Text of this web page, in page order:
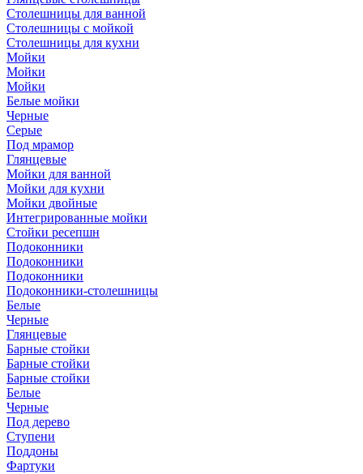
Столешницы для ванной
Столешницы с мойкой
Столешницы для кухни
Мойки
Мойки
Мойки
Белые мойки
Черные
Серые
Под мрамор
Глянцевые
Мойки для ванной
Мойки для кухни
Мойки двойные
Интегрированные мойки
Стойки ресепшн
Подоконники
Подоконники
Подоконники
Подоконники-столешницы
Белые
Черные
Глянцевые
Барные стойки
Барные стойки
Барные стойки
Белые
Черные
Под дерево
Ступени
Поддоны
Фартуки